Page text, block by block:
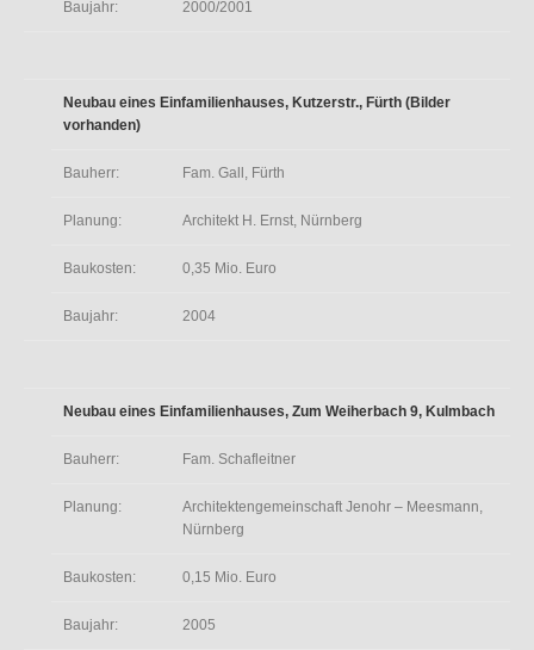
Baujahr: 2000/2001
Neubau eines Einfamilienhauses, Kutzerstr., Fürth (Bilder
vorhanden)
Bauherr: Fam. Gall, Fürth
Planung: Architekt H. Ernst, Nürnberg
Baukosten: 0,35 Mio. Euro
Baujahr: 2004
Neubau eines Einfamilienhauses, Zum Weiherbach 9, Kulmbach
Bauherr: Fam. Schafleitner
Planung:
Architektengemeinschaft Jenohr – Meesmann,
Nürnberg
Baukosten: 0,15 Mio. Euro
Baujahr: 2005